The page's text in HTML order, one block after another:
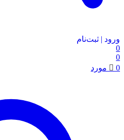
ورود | ثبت‌نام
0
0
0
مورد